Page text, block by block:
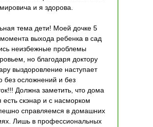
и я здорова.
тема дети! Моей дочке 5
выхода ребенка в сад
неизбежные проблемы
но благодаря доктору
выздоровление наступает
без осложнений и без
Должна заметить, что дома
есть скэнар и с насморком
справляемся в домашних
Лишь в профессиональных